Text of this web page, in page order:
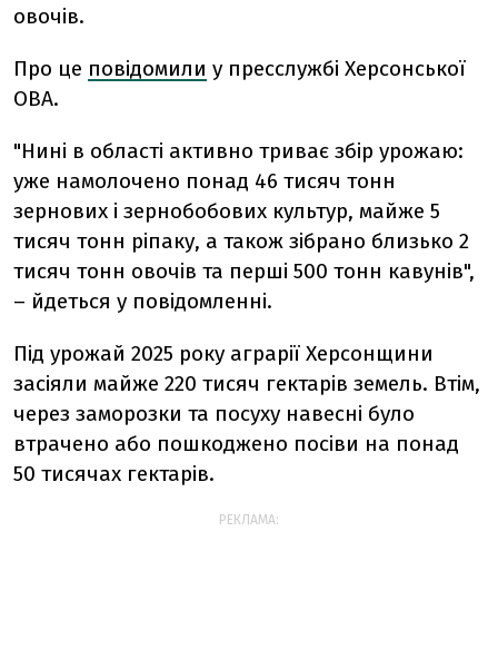
овочів.
Про це повідомили у пресслужбі Херсонської
ОВА.
"Нині в області активно триває збір урожаю:
уже намолочено понад 46 тисяч тонн
зернових і зернобобових культур, майже 5
тисяч тонн ріпаку, а також зібрано близько 2
тисяч тонн овочів та перші 500 тонн кавунів",
– йдеться у повідомленні.
Під урожай 2025 року аграрії Херсонщини
засіяли майже 220 тисяч гектарів земель. Втім,
через заморозки та посуху навесні було
втрачено або пошкоджено посіви на понад
50 тисячах гектарів.
РЕКЛАМА: